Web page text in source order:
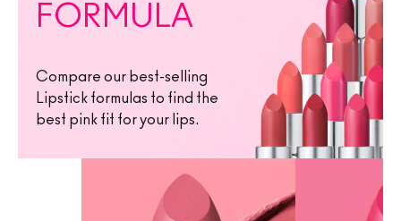
FORMULA
Compare our best-selling
Lipstick formulas to find the
best pink fit for your lips.